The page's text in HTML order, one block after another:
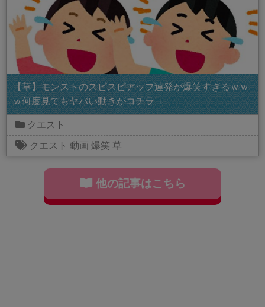
【草】モンストのスピスピアップ連発が爆笑すぎるｗｗ
ｗ何度見てもヤバい動きがコチラ→
クエスト
クエスト 動画 爆笑 草
他の記事はこちら